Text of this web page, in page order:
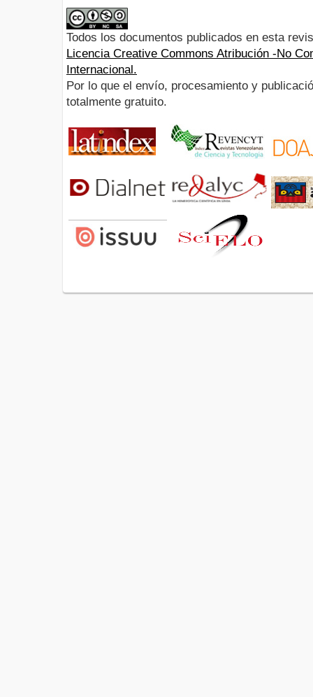
Todos los documentos publicados en esta
Licencia Creative Commons Atribución -No
Internacional.
Por lo que el envío, procesamiento y
totalmente gratuito.